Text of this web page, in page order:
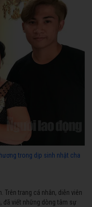
trong dịp sinh nhật cha
Trên trang cá nhân, diễn viên
đã viết những dòng tâm sự